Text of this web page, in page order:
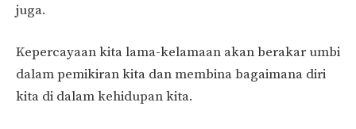
juga.
Kepercayaan kita lama-kelamaan akan berakar umbi
dalam pemikiran kita dan membina bagaimana diri
kita di dalam kehidupan kita.